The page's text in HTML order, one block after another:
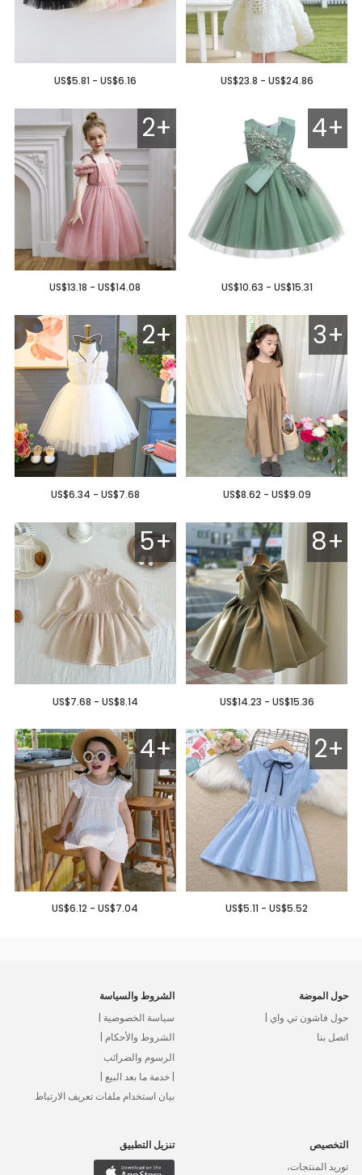
US$23.8 - US$24.86
US$5.81 - US$6.16
4+
US$10.63 - US$15.31
2+
US$13.18 - US$14.08
3+
US$8.62 - US$9.09
2+
US$6.34 - US$7.68
8+
US$14.23 - US$15.36
5+
US$7.68 - US$8.14
2+
US$5.11 - US$5.52
4+
US$6.12 - US$7.04
حول الموضة
حول فاشون تي واي |
اتصل بنا
الشروط والسياسة
سياسة الخصوصية |
الشروط والأحكام |
الرسوم والضرائب
| خدمة ما بعد البيع |
بيان استخدام ملفات تعريف الارتباط
التخصيص
توريد المنتجات،
تنزيل التطبيق